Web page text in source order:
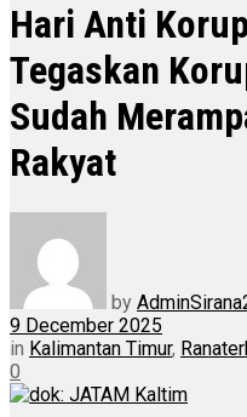
Hari Anti
Tegaskan
Sudah
Rakyat
by
9 December 2025
in Kalimantan Timur,
0